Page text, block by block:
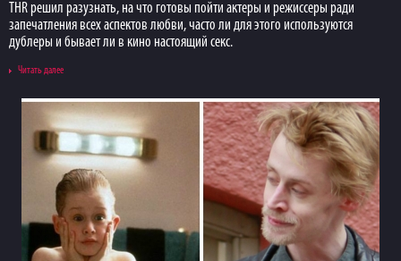
THR решил разузнать, на что готовы пойти актеры и режиссеры ради
запечатления всех аспектов любви, часто ли для этого используются
дублеры и бывает ли в кино настоящий секс.
Читать далее